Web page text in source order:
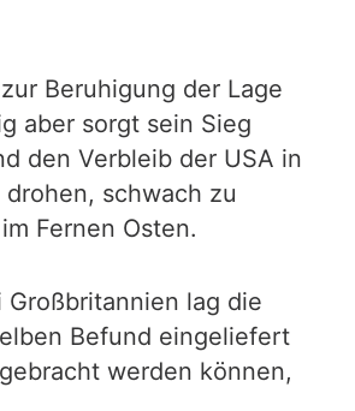
Beruhigung der Lage
aber sorgt sein Sieg
den Verbleib der USA in
schwach zu
Fernen Osten.
lag die
Befund eingeliefert
werden können,